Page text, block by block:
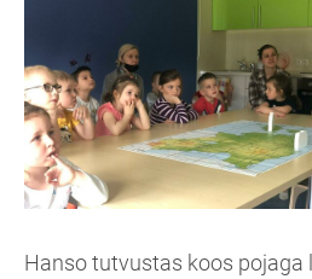
Hanso tutvustas koos pojaga